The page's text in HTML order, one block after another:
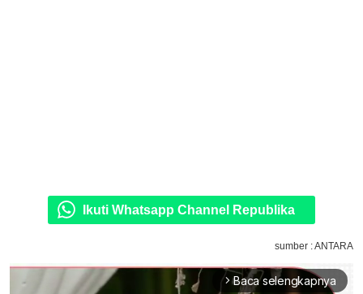
Ikuti Whatsapp Channel Republika
sumber : ANTARA
arrow_forward_ios Baca selengkapnya